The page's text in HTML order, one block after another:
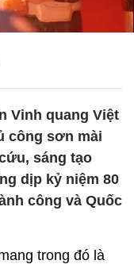
Vinh quang Việt
công sơn mài
sáng tạo
dịp kỷ niệm 80
công và Quốc
trong đó là